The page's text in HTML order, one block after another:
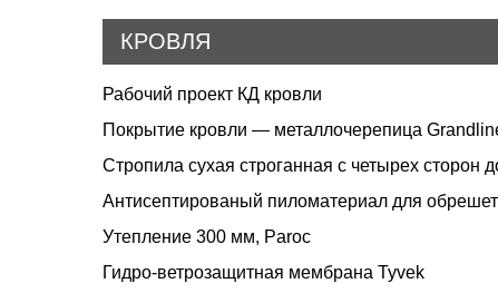
КРОВЛЯ
Рабочий проект КД кровли
Покрытие кровли — металлочерепица
Стропила сухая строганная с четырех
Антисептированый пиломатериал для
Утепление 300 мм, Paroc
Гидро-ветрозащитная мембрана Tyvek